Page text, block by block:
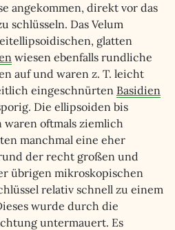
angekommen, direkt vor das
schlüsseln. Das Velum
glatten
wiesen ebenfalls rundliche
auf und waren z. T. leicht
eingeschnürten Basidien
Die ellipsoiden bis
oftmals ziemlich
manchmal eine eher
der recht großen und
übrigen mikroskopischen
relativ schnell zu einem
wurde durch die
untermauert. Es